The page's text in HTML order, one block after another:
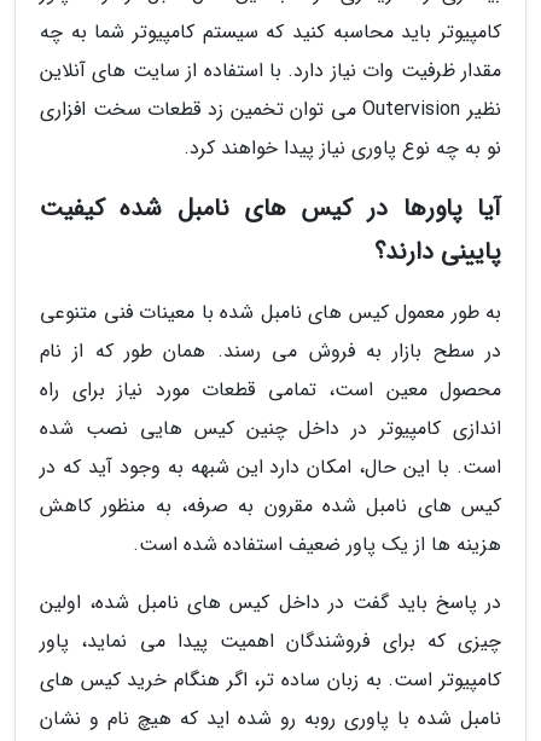
کامپیوتر باید محاسبه کنید که سیستم کامپیوتر شما به چه
مقدار ظرفیت وات نیاز دارد. با استفاده از سایت های آنلاین
نظیر Outervision می توان تخمین زد قطعات سخت افزاری
نو به چه نوع پاوری نیاز پیدا خواهند کرد.
آیا پاورها در کیس های نامبل شده کیفیت
پایینی دارند؟
به طور معمول کیس های نامبل شده با معینات فنی متنوعی
در سطح بازار به فروش می رسند. همان طور که از نام
محصول معین است، تمامی قطعات مورد نیاز برای راه
اندازی کامپیوتر در داخل چنین کیس هایی نصب شده
است. با این حال، امکان دارد این شبهه به وجود آید که در
کیس های نامبل شده مقرون به صرفه، به منظور کاهش
هزینه ها از یک پاور ضعیف استفاده شده است.
در پاسخ باید گفت در داخل کیس های نامبل شده، اولین
چیزی که برای فروشندگان اهمیت پیدا می نماید، پاور
کامپیوتر است. به زبان ساده تر، اگر هنگام خرید کیس های
نامبل شده با پاوری روبه رو شده اید که هیچ نام و نشان